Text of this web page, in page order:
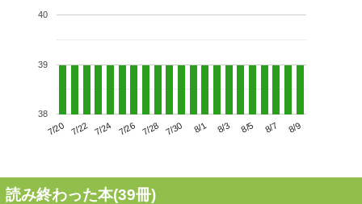
7/20 7/22 7/24 7/26 7/28 7/30 8/1 8/3 8/5 8/7 8/9
38
39
40
読み終わった本(39冊)